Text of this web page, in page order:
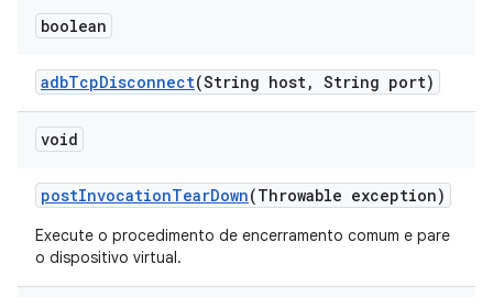
boolean
adbTcpDisconnect(String host, String port)
void
postInvocationTearDown(Throwable exception)
Execute o procedimento de encerramento comum e pare
o dispositivo virtual.